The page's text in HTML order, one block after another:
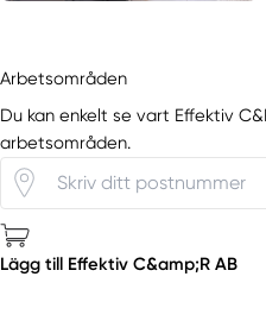
Arbetsområden
Du kan enkelt se vart Effektiv
arbetsområden.
Lägg till Effektiv C&amp;R AB